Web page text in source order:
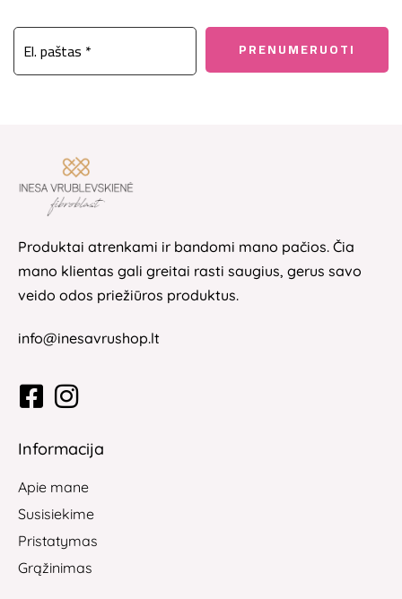
Produktai atrenkami ir bandomi mano pačios. Čia
mano klientas gali greitai rasti saugius, gerus savo
veido odos priežiūros produktus.
info@inesavrushop.lt
Informacija
Apie mane
Susisiekime
Pristatymas
Grąžinimas